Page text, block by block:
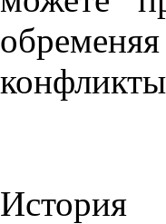
История